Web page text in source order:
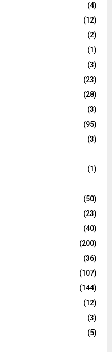
(4)
(12)
(2)
(1)
(3)
(23)
(28)
(3)
(95)
(3)
(1)
(50)
(23)
(40)
(200)
(36)
(107)
(144)
(12)
(3)
(5)